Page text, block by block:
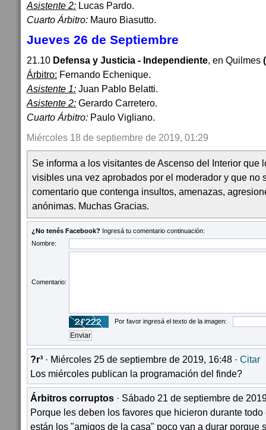
Asistente 2: Lucas Pardo.
Cuarto Árbitro: Mauro Biasutto.
Jueves 26 de Septiembre
21.10 Defensa y Justicia - Independiente, en Quilmes
Árbitro: Fernando Echenique.
Asistente 1: Juan Pablo Belatti.
Asistente 2: Gerardo Carretero.
Cuarto Árbitro: Paulo Vigliano.
Miércoles 18 de septiembre de 2019, 01:29
Se informa a los visitantes de Ascenso del Interior que
visibles una vez aprobados por el moderador y que no
comentario que contenga insultos, amenazas,
anónimas. Muchas Gracias.
¿No tenés Facebook? Ingresá tu comentario continuación:
Nombre:
Comentario:
Por favor ingresá el texto de la imagen:
?r³ · Miércoles 25 de septiembre de 2019, 16:48 · Citar
Los miércoles publican la programación del finde?
Árbitros corruptos · Sábado 21 de septiembre de
Porque les deben los favores que hicieron durante
están los "amigos de la casa" poco van a durar porque